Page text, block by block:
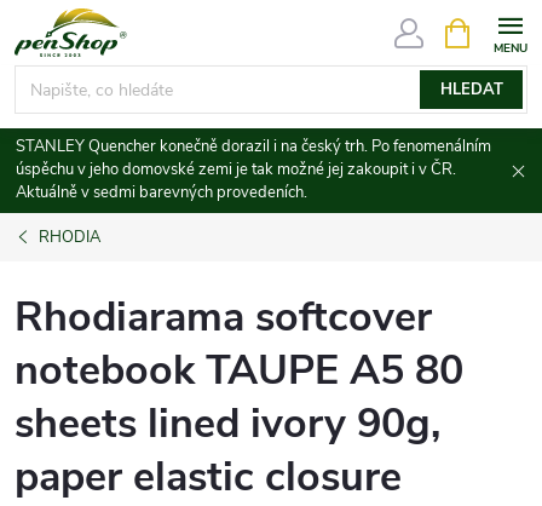
na
obsah
HLEDAT
NÁKUPNÍ
KOŠÍK
STANLEY Quencher konečně dorazil i na český trh. Po fenomenálním
úspěchu v jeho domovské zemi je tak možné jej zakoupit i v ČR.
Aktuálně v sedmi barevných provedeních.
RHODIA
Rhodiarama softcover
notebook TAUPE A5 80
sheets lined ivory 90g,
paper elastic closure